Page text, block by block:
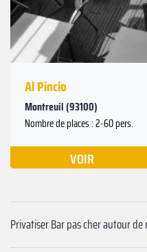
Al Pincio
Montreuil (93100)
Nombre de places : 2-60 pers.
VOIR
Privatiser Bar pas cher autour de